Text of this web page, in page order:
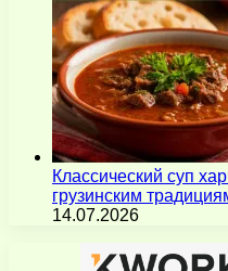
Классический суп
грузинским
14.07.2026